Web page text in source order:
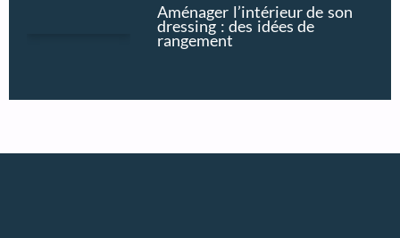
Aménager l’intérieur de son
dressing : des idées de
rangement